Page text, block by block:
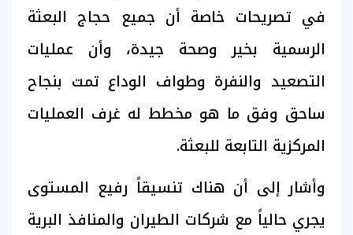
في تصريحات خاصة أن جميع حجاج البعثة
الرسمية بخير وصحة جيدة، وأن عمليات
التصعيد والنفرة وطواف الوداع تمت بنجاح
ساحق وفق ما هو مخطط له غرف العمليات
المركزية التابعة للبعثة.
وأشار إلى أن هناك تنسيقاً رفيع المستوى
يجري حالياً مع شركات الطيران والمنافذ البرية